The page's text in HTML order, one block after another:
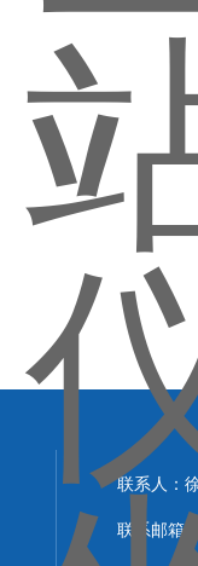
联系人：
联系邮箱